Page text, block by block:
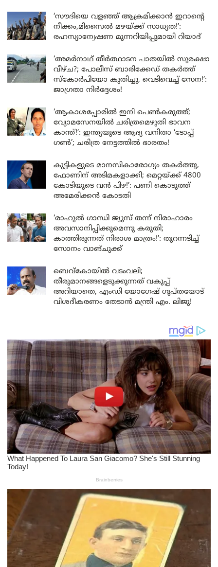
‘സൗദിയെ വളഞ്ഞ് ആക്രമിക്കാൻ ഇറാന്റെ
നീക്കം,മിസൈൽ മഴയ്ക്ക് സാധ്യത!’:
രഹസ്യാന്വേഷണ മുന്നറിയിപ്പുമായി റിയാദ്
‘അമർനാഥ് തീർത്ഥാടന പാതയിൽ സുരക്ഷാ
വീഴ്ച?; പോലീസ് ബാരിക്കേഡ് തകർത്ത്
സ്കോർപിയോ കുതിച്ചു, വെടിവെച്ച് സേന!’:
ജാഗ്രതാ നിർദ്ദേശം!
‘ആകാശപ്പോരിൽ ഇനി പെൺകരുത്ത്;
വ്യോമസേനയിൽ ചരിത്രമെഴുതി ഭാവന
കാന്ത്!’: ഇന്ത്യയുടെ ആദ്യ വനിതാ ‘ടോപ്പ്
ഗൺ’; ചരിത്ര നേട്ടത്തിൽ ഭാരതം!
കുട്ടികളുടെ മാനസികാരോഗ്യം തകർത്തു,
ഫോണിന് അടിമകളാക്കി; മെറ്റയ്ക്ക് 4800
കോടിയുടെ വൻ പിഴ!’: പണി കൊടുത്ത്
അമേരിക്കൻ കോടതി
‘രാഹുൽ ഗാന്ധി ജ്യൂസ് തന്ന് നിരാഹാരം
അവസാനിപ്പിക്കുമെന്നു കരുതി;
കാത്തിരുന്നത് നിരാശ മാത്രം!’: തുറന്നടിച്ച്
സോനം വാങ്‌ചുക്ക്
ബെവ്കോയിൽ വടംവലി;
തീരുമാനങ്ങളെടുക്കുന്നത് വകുപ്പ്
അറിയാതെ, എംഡി യോഗേഷ് ഗുപ്തയോട്
വിശദീകരണം തേടാൻ മന്ത്രി എം. ലിജു!